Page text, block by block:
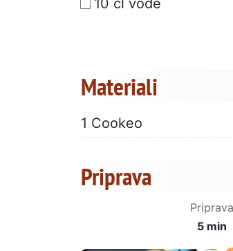
Materiali
1 Cookeo
Priprava
Priprava
5 min